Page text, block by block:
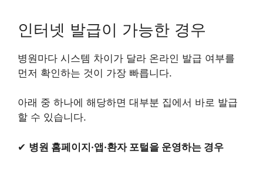
인터넷 발급이 가능한 경우
병원마다 시스템 차이가 달라 온라인 발급 여부를
먼저 확인하는 것이 가장 빠릅니다.
아래 중 하나에 해당하면 대부분 집에서 바로 발급
할 수 있습니다.
✔ 병원 홈페이지·앱·환자 포털을 운영하는 경우